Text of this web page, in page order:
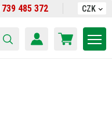
739 485 372 CZK